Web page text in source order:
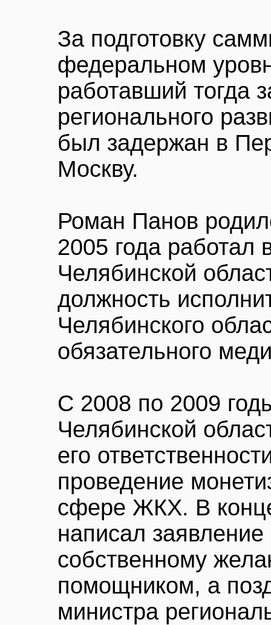
За подготовку
федеральном
работавший тогда
регионального
был задержан в
Москву.
Роман Панов
2005 года работал
Челябинской
должность
Челябинского
обязательного
С 2008 по 2009
Челябинской
его
проведение
сфере ЖКХ. В
написал
собственному
помощником, а
министра